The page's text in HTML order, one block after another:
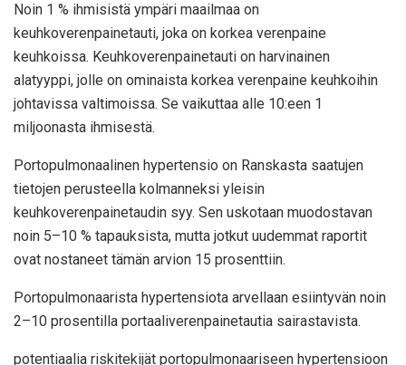
Noin 1 % ihmisistä ympäri maailmaa on
keuhkoverenpainetauti, joka on korkea verenpaine
keuhkoissa. Keuhkoverenpainetauti on harvinainen
alatyyppi, jolle on ominaista korkea verenpaine keuhkoihin
johtavissa valtimoissa. Se vaikuttaa alle 10:een 1
miljoonasta ihmisestä.
Portopulmonaalinen hypertensio on Ranskasta saatujen
tietojen perusteella kolmanneksi yleisin
keuhkoverenpainetaudin syy. Sen uskotaan muodostavan
noin 5–10 % tapauksista, mutta jotkut uudemmat raportit
ovat nostaneet tämän arvion 15 prosenttiin.
Portopulmonaarista hypertensiota arvellaan esiintyvän noin
2–10 prosentilla portaaliverenpainetautia sairastavista.
potentiaalia riskitekijät portopulmonaariseen hypertensioon